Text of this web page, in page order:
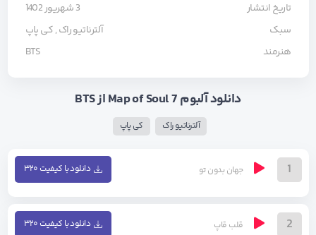
تاریخ انتشار
3 شهریور 1402
سبک
آلترناتیو راک,کی پاپ
هنرمند
BTS
دانلود آلبوم Map of Soul 7 از BTS
آلترناتیو راک کی پاپ
1 جهان بدون تو دانلود با کیفیت ۳۲۰
2 قلب قاپ دانلود با کیفیت ۳۲۰